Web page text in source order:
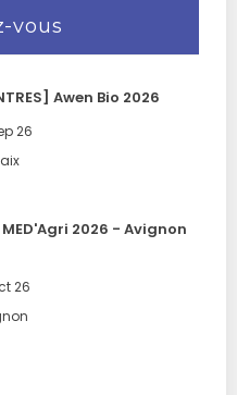
vous
Awen Bio 2026
26
MED'Agri 2026 - Avignon
26